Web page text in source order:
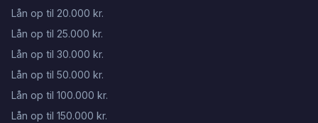
Lån op til 20.000 kr.
Lån op til 25.000 kr.
Lån op til 30.000 kr.
Lån op til 50.000 kr.
Lån op til 100.000 kr.
Lån op til 150.000 kr.